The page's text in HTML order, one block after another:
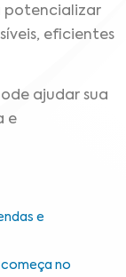
potencializar
eficientes
ajudar sua
e
e
no